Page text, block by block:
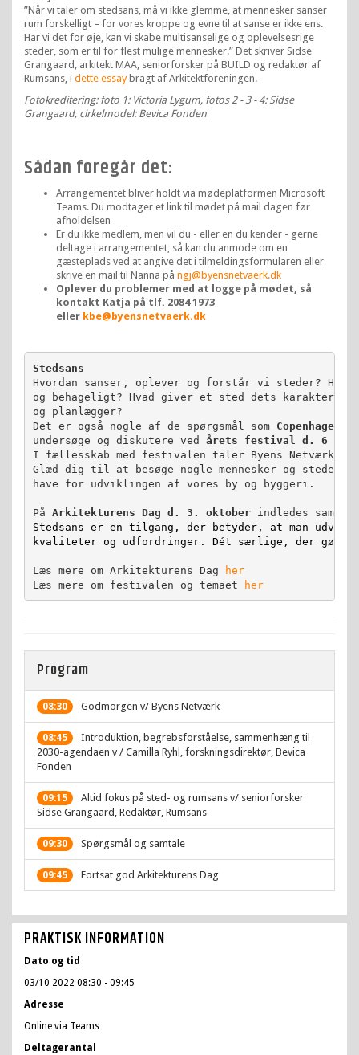
”Når vi taler om stedsans, må vi ikke glemme, at mennesker sanser
rum forskelligt – for vores kroppe og evne til at sanse er ikke ens.
Har vi det for øje, kan vi skabe multisanselige og oplevelsesrige
steder, som er til for flest mulige mennesker.” Det skriver Sidse
Grangaard, arkitekt MAA, seniorforsker på BUILD og redaktør af
Rumsans, i dette essaybragt af Arkitektforeningen.
Fotokreditering: foto 1: Victoria Lygum, fotos 2 - 3 - 4: Sidse
Grangaard, cirkelmodel: Bevica Fonden
Sådan foregår det:
Arrangementet bliver holdt via mødeplatformen Microsoft
Teams. Du modtager et link til mødet på mail dagen før
afholdelsen
Er du ikke medlem, men vil du - eller en du kender - gerne
deltage i arrangementet, så kan du anmode om en
gæsteplads ved at angive det i tilmeldingsformularen eller
skrive en mail til Nanna på ngj@byensnetvaerk.dk
Oplever du problemer med at logge på mødet, så
kontakt Katja på tlf. 2084 1973
eller kbe@byensnetvaerk.dk
Stedsans
Hvordan sanser, oplever og forstår vi steder?
og behageligt? Hvad giver et sted dets karakter,
og planlægger?
Det er også nogle af de spørgsmål som
undersøge og diskutere ved årets festival d. 6 –
I fællesskab med festivalen taler Byens Netværk
Glæd dig til at besøge nogle mennesker og
have for udviklingen af vores by og byggeri.
På Arkitekturens Dag d. 3. oktober
Stedsans er en tilgang, der betyder, at man
kvaliteter og udfordringer. Dét særlige, der
Læs mere om Arkitekturens Dag
her
Læs mere om festivalen og temaet
her
Program
08:30 Godmorgen v/ Byens Netværk
08:45
Introduktion, begrebsforståelse, sammenhæng til
2030-agendaen v / Camilla Ryhl, forskningsdirektør, Bevica
Fonden
09:15
Altid fokus på sted- og rumsans v/ seniorforsker
Sidse Grangaard, Redaktør, Rumsans
09:30 Spørgsmål og samtale
09:45 Fortsat god Arkitekturens Dag
PRAKTISK INFORMATION
Dato og tid
03/10 2022 08:30 - 09:45
Adresse
Online via Teams
Deltagerantal